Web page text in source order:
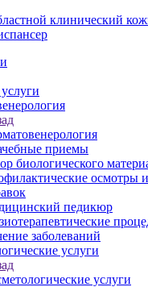
приемы
биологического
осмотры
педикюр
заболеваний
услуги
услуги